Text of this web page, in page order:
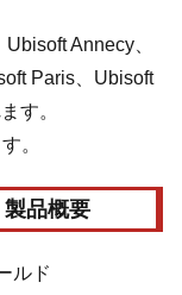
Annecy、
Paris、Ubisoft
す。
。
品概要
ルド